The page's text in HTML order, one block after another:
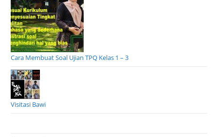
Cara Membuat Soal Ujian TPQ Kelas 1 – 3
Visitasi Bawi